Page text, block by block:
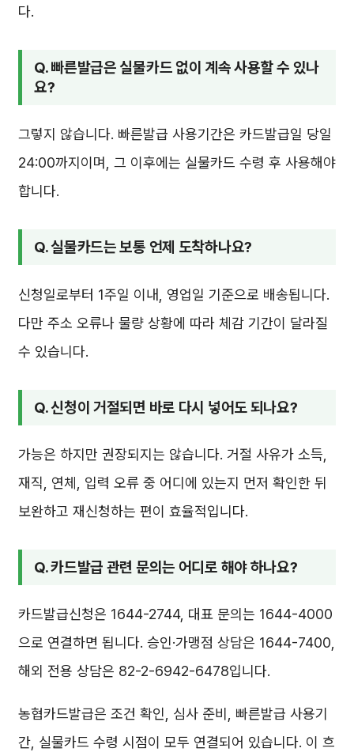
다.
Q. 빠른발급은 실물카드 없이 계속 사용할 수 있나
요?
그렇지 않습니다. 빠른발급 사용기간은 카드발급일 당일
24:00까지이며, 그 이후에는 실물카드 수령 후 사용해야
합니다.
Q. 실물카드는 보통 언제 도착하나요?
신청일로부터 1주일 이내, 영업일 기준으로 배송됩니다.
다만 주소 오류나 물량 상황에 따라 체감 기간이 달라질
수 있습니다.
Q. 신청이 거절되면 바로 다시 넣어도 되나요?
가능은 하지만 권장되지는 않습니다. 거절 사유가 소득,
재직, 연체, 입력 오류 중 어디에 있는지 먼저 확인한 뒤
보완하고 재신청하는 편이 효율적입니다.
Q. 카드발급 관련 문의는 어디로 해야 하나요?
카드발급신청은 1644-2744, 대표 문의는 1644-4000
으로 연결하면 됩니다. 승인·가맹점 상담은 1644-7400,
해외 전용 상담은 82-2-6942-6478입니다.
농협카드발급은 조건 확인, 심사 준비, 빠른발급 사용기
간, 실물카드 수령 시점이 모두 연결되어 있습니다. 이 흐